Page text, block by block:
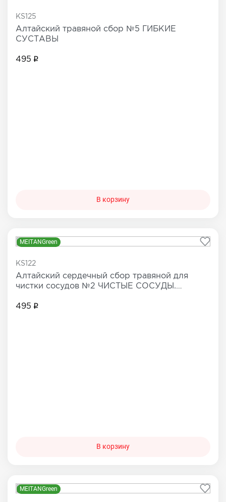
KS125
Алтайский травяной сбор №5 ГИБКИЕ
СУСТАВЫ
495
В корзину
MEITANGreen
KS122
Алтайский сердечный сбор травяной для
чистки сосудов №2 ЧИСТЫЕ СОСУДЫ.
495
В корзину
MEITANGreen